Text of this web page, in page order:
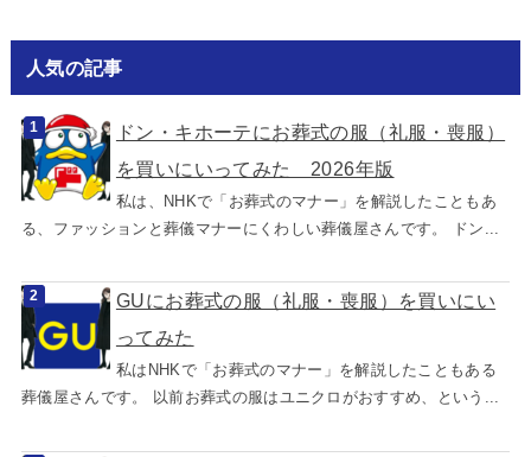
人気の記事
ドン・キホーテにお葬式の服（礼服・喪服）
を買いにいってみた 2026年版
私は、NHKで「お葬式のマナー」を解説したこともあ
る、ファッションと葬儀マナーにくわしい葬儀屋さんです。 ドン...
GUにお葬式の服（礼服・喪服）を買いにい
ってみた
私はNHKで「お葬式のマナー」を解説したこともある
葬儀屋さんです。 以前お葬式の服はユニクロがおすすめ、という...